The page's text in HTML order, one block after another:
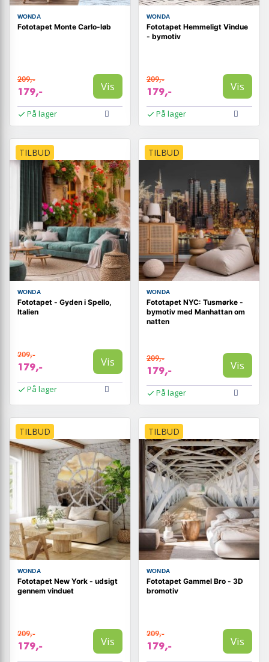
WONDA
Fototapet Monte Carlo-løb
209,-
179,- Vis
På lager
WONDA
Fototapet Hemmeligt Vindue
- bymotiv
209,-
179,- Vis
På lager
TILBUD
WONDA
Fototapet - Gyden i Spello,
Italien
209,-
179,- Vis
På lager
TILBUD
WONDA
Fototapet NYC: Tusmørke -
bymotiv med Manhattan om
natten
209,-
179,- Vis
På lager
TILBUD
WONDA
Fototapet New York - udsigt
gennem vinduet
209,-
179,- Vis
TILBUD
WONDA
Fototapet Gammel Bro - 3D
bromotiv
209,-
179,- Vis